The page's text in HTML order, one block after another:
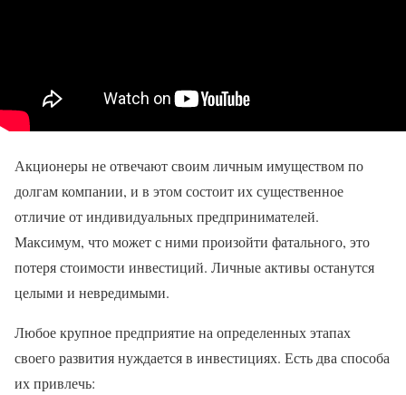
Акционеры не отвечают своим личным имуществом по
долгам компании, и в этом состоит их существенное
отличие от индивидуальных предпринимателей.
Максимум, что может с ними произойти фатального, это
потеря стоимости инвестиций. Личные активы останутся
целыми и невредимыми.
Любое крупное предприятие на определенных этапах
своего развития нуждается в инвестициях. Есть два способа
их привлечь: